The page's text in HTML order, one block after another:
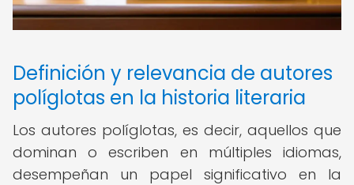
Definición y relevancia de autores
políglotas en la historia literaria
Los autores políglotas, es decir, aquellos que
dominan o escriben en múltiples idiomas,
desempeñan un papel significativo en la